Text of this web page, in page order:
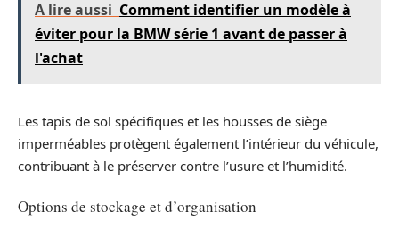
A lire aussi Comment identifier un modèle à
éviter pour la BMW série 1 avant de passer à
l'achat
Les tapis de sol spécifiques et les housses de siège
imperméables protègent également l’intérieur du véhicule,
contribuant à le préserver contre l’usure et l’humidité.
Options de stockage et d’organisation